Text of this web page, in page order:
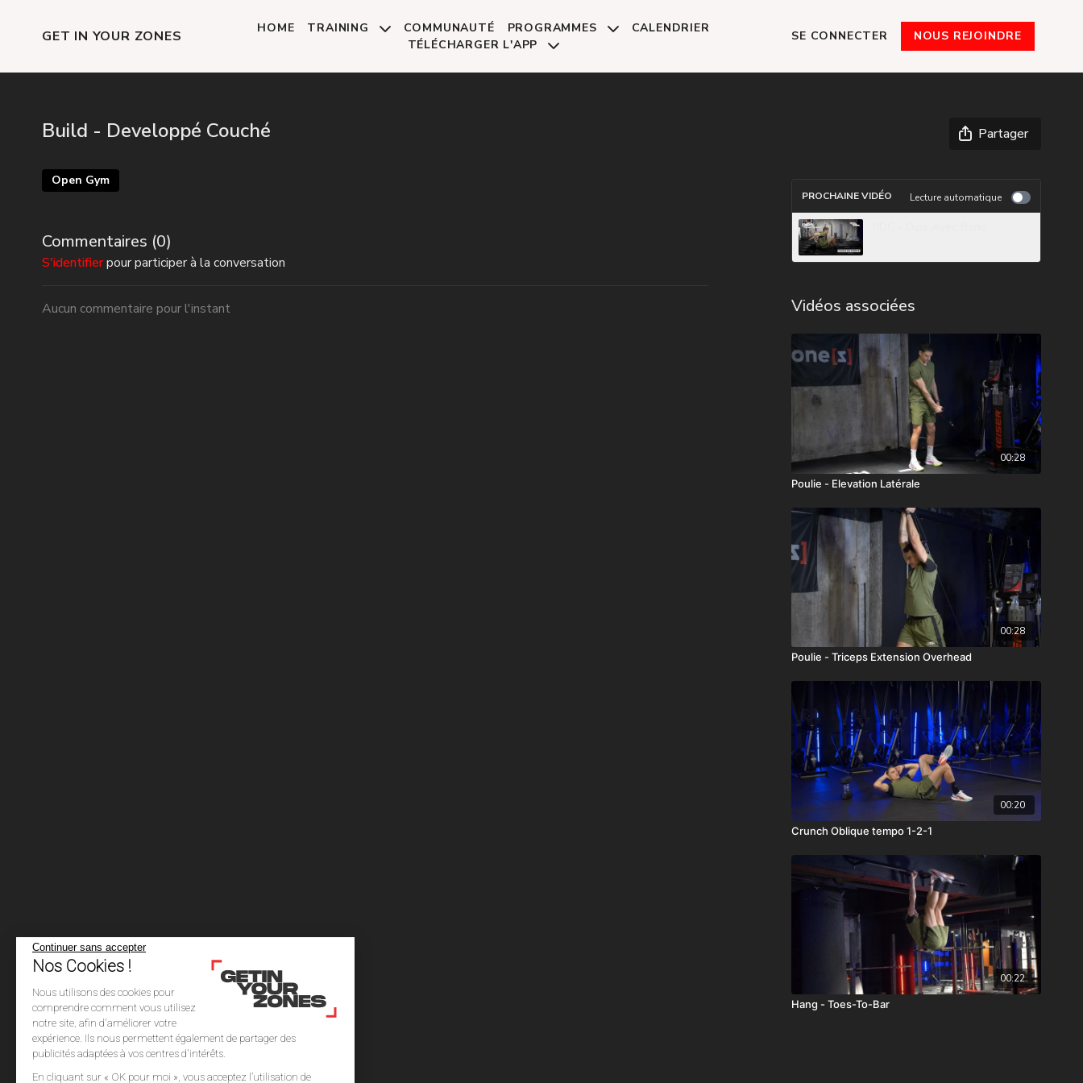
GET IN YOUR ZONES HOME TRAINING COMMUNAUTÉ PROGRAMMES
CALENDRIER
TÉLÉCHARGER L'APP
SE CONNECTER NOUS REJOINDRE
Build - Developpé Couché Partager
Open Gym
Commentaires (0)
S'identifierpour participer à la conversation
Aucun commentaire pour l'instant
PROCHAINE VIDÉO Lecture automatique
Vidéos associées
00:28
Poulie - Elevation Latérale
00:28
Poulie - Triceps Extension Overhead
00:20
Crunch Oblique tempo 1-2-1
00:22
Hang - Toes-To-Bar
Continuer sans accepter
Nos Cookies !
Nous utilisons des cookies pour
comprendre comment vous utilisez
notre site, afin d'améliorer votre
expérience. Ils nous permettent également de partager des
publicités adaptées à vos centres d'intérêts.
En cliquant sur « OK pour moi », vous acceptez l’utilisation de